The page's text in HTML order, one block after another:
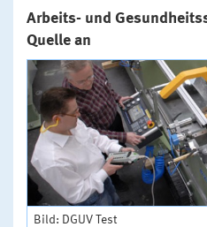
Arbeits- und
Quelle an
Bild: DGUV Test